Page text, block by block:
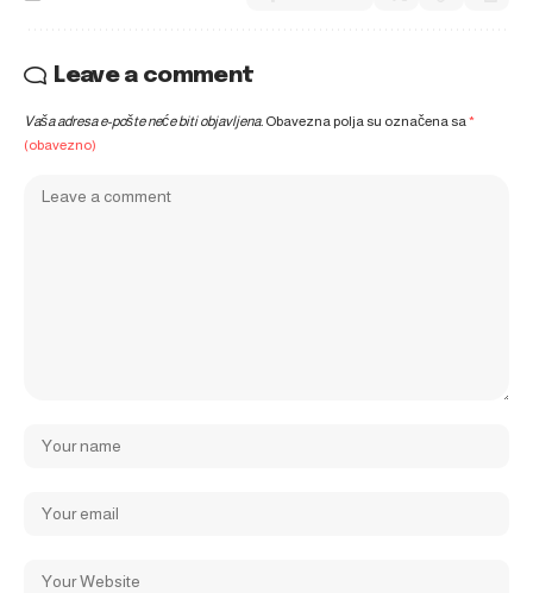
Leave a comment
Vaša adresa e-pošte neće biti objavljena. Obavezna polja su označena sa*
(obavezno)